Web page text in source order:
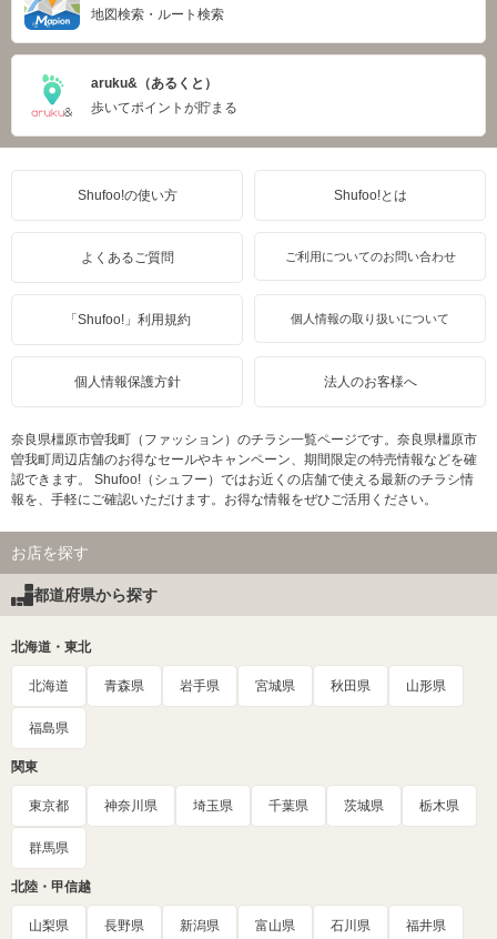
地図検索・ルート検索
aruku&（あるくと）
歩いてポイントが貯まる
Shufoo!の使い方 Shufoo!とは
よくあるご質問 ご利用についてのお問い合わせ
「Shufoo!」利用規約 個人情報の取り扱いについて
個人情報保護方針 法人のお客様へ
奈良県橿原市曽我町（ファッション）のチラシ一覧ページです。奈良県橿原市
曽我町周辺店舗のお得なセールやキャンペーン、期間限定の特売情報などを確
認できます。 Shufoo!（シュフー）ではお近くの店舗で使える最新のチラシ情
報を、手軽にご確認いただけます。お得な情報をぜひご活用ください。
お店を探す
都道府県から探す
北海道・東北
北海道 青森県 岩手県 宮城県 秋田県 山形県
福島県
関東
東京都 神奈川県 埼玉県 千葉県 茨城県 栃木県
群馬県
北陸・甲信越
山梨県 長野県 新潟県 富山県 石川県 福井県